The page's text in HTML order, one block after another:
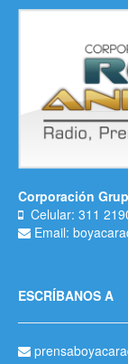
Corporación
Celular: 311
Email:
ESCRÍBANOS A